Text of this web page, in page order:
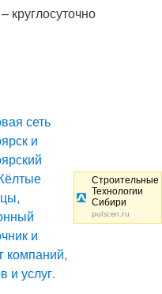
– круглосуточно
Строительные
Технологии
Сибири
pulscen.ru